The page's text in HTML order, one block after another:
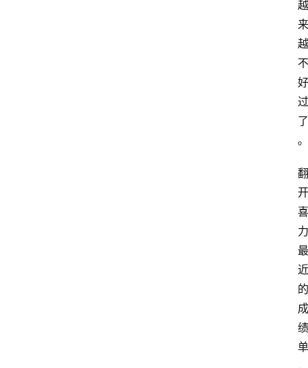
越
来
越
不
好
过
了
。
翻
开
喜
力
最
近
的
成
绩
单